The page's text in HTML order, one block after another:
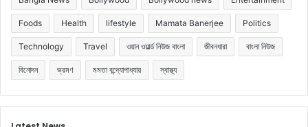
Foods Health lifestyle Mamata Banerjee Politics
Technology Travel ওয়ান ওয়ার্ল্ড নিউজ বাংলা জীবনধারা বাংলা নিউজ
বিনোদন ভ্রমণ মমতা বন্দ্যোপাধ্যায় স্বাস্থ্য